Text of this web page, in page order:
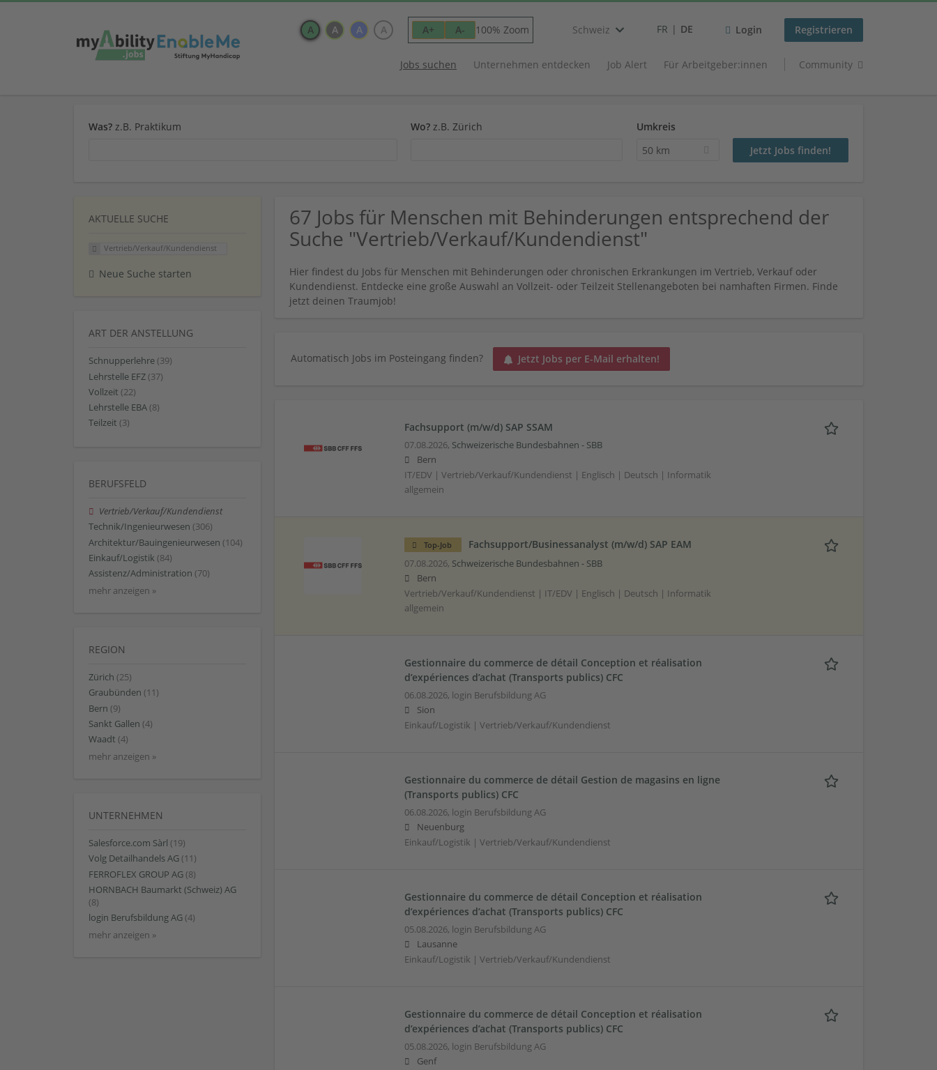
A A A A A+ A- 100% Zoom Schweiz FR DE Login Registrieren
Jobs suchen Unternehmen entdecken Job Alert Für Arbeitgeber:innen Community
Was? z.B. Praktikum Wo? z.B. Zürich
Umkreis
50 km
AKTUELLE SUCHE
Vertrieb/Verkauf/Kundendienst
Neue Suche starten
ART DER ANSTELLUNG
Schnupperlehre (39)
Lehrstelle EFZ (37)
Vollzeit (22)
Lehrstelle EBA (8)
Teilzeit (3)
BERUFSFELD
Vertrieb/Verkauf/Kundendienst
Technik/Ingenieurwesen (306)
Architektur/Bauingenieurwesen (104)
Einkauf/Logistik (84)
Assistenz/Administration (70)
mehr anzeigen »
REGION
Zürich (25)
Graubünden (11)
Bern (9)
Sankt Gallen (4)
Waadt (4)
mehr anzeigen »
UNTERNEHMEN
Salesforce.com Sàrl (19)
Volg Detailhandels AG (11)
FERROFLEX GROUP AG (8)
HORNBACH Baumarkt (Schweiz) AG
(8)
login Berufsbildung AG (4)
mehr anzeigen »
67 Jobs für Menschen mit Behinderungen entsprechend der
Suche "Vertrieb/Verkauf/Kundendienst"
Hier findest du Jobs für Menschen mit Behinderungen oder chronischen Erkrankungen im Vertrieb, Verkauf oder
Kundendienst. Entdecke eine große Auswahl an Vollzeit- oder Teilzeit Stellenangeboten bei namhaften Firmen. Finde
jetzt deinen Traumjob!
Automatisch Jobs im Posteingang finden? Jetzt Jobs per E-Mail erhalten!
Fachsupport (m/w/d) SAP SSAM
07.08.2026, Schweizerische Bundesbahnen - SBB
Bern
IT/EDV | Vertrieb/Verkauf/Kundendienst | Englisch | Deutsch | Informatik
allgemein
Top-Job Fachsupport/Businessanalyst (m/w/d) SAP EAM
07.08.2026, Schweizerische Bundesbahnen - SBB
Bern
Vertrieb/Verkauf/Kundendienst | IT/EDV | Englisch | Deutsch | Informatik
allgemein
Gestionnaire du commerce de détail Conception et réalisation
d’expériences d’achat (Transports publics) CFC
06.08.2026, login Berufsbildung AG
Sion
Einkauf/Logistik | Vertrieb/Verkauf/Kundendienst
Gestionnaire du commerce de détail Gestion de magasins en ligne
(Transports publics) CFC
06.08.2026, login Berufsbildung AG
Neuenburg
Einkauf/Logistik | Vertrieb/Verkauf/Kundendienst
Gestionnaire du commerce de détail Conception et réalisation
d’expériences d’achat (Transports publics) CFC
05.08.2026, login Berufsbildung AG
Lausanne
Einkauf/Logistik | Vertrieb/Verkauf/Kundendienst
Gestionnaire du commerce de détail Conception et réalisation
d’expériences d’achat (Transports publics) CFC
05.08.2026, login Berufsbildung AG
Genf